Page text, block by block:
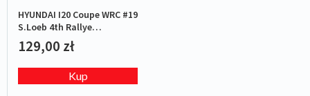
HYUNDAI I20 Coupe WRC #19
S.Loeb 4th Rallye
Catalunya 2019
129,00 zł
Kup